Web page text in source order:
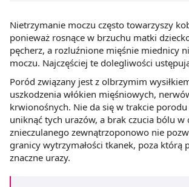
Nietrzymanie moczu często towarzyszy
ponieważ rosnące w brzuchu matki
pęcherz, a rozluźnione mięśnie miednicy
moczu. Najczęściej te dolegliwości
Poród związany jest z olbrzymim
uszkodzenia włókien mięśniowych,
krwionośnych. Nie da się w trakcie
uniknąć tych urazów, a brak czucia bólu w
znieczulanego zewnątrzoponowo nie
granicy wytrzymałości tkanek, poza którą
znaczne urazy.